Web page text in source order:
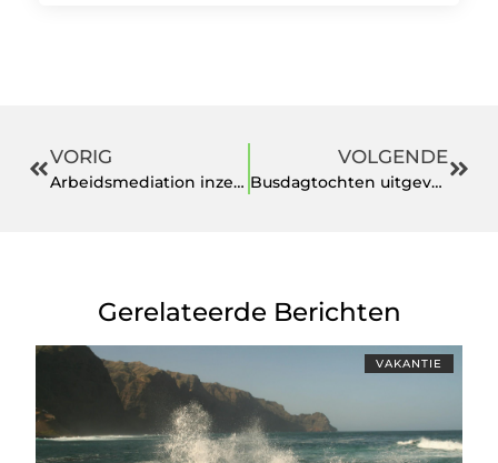
VORIG
Arbeidsmediation inzetten voor het oplossen van een conflict
VOLGENDE
Busdagtochten uitgevoerd door een ISO gecertificeerd bedrijf
Gerelateerde Berichten
VAKANTIE